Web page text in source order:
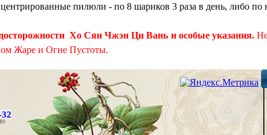
пилюли - по 8 шариков 3 раза в день, либо по
Хо Сян Чжэн Ци Вань и особые указания.
Жаре и Огне Пустоты.